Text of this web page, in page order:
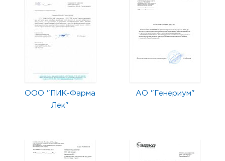
ООО "ПИК-Фарма
Лек"
АО "Генериум"